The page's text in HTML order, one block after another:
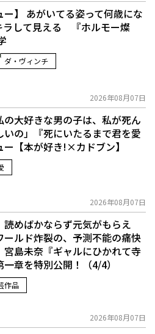
ー】 あがいてる姿って何歳にな
ラして見える 『ホルモー燦
ダ・ヴィンチ
2026年08月07日
の大好きな男の子は、私が死ん
の」――『死にいたるまで君を愛
ー【本が好き!×カドブン】
2026年08月07日
読めばかならず元気がもらえ
ルド炸裂の、予測不能の痛快
島未奈『ギャルにひかれて寺
章を特別公開！（4/4）
作品
2026年08月07日